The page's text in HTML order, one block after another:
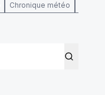
Chronique météo